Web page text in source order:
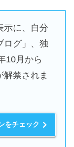
示に、自分
ログ」、独
10月から
禁されま
をチェック